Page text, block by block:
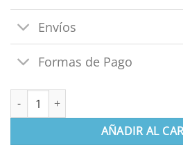
Envíos
Formas de Pago
Set de Te Juliana cantidad
AÑADIR AL